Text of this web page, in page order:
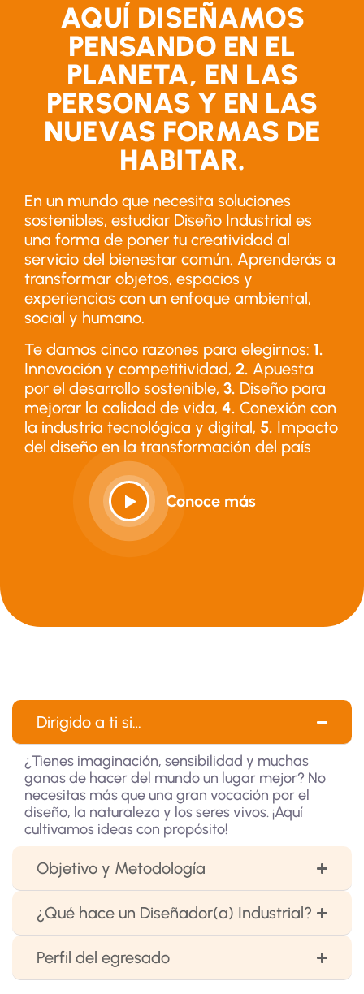
AQUÍ DISEÑAMOS
PENSANDO EN EL
PLANETA, EN LAS
PERSONAS Y EN LAS
NUEVAS FORMAS DE
HABITAR.
En un mundo que necesita soluciones
sostenibles, estudiar Diseño Industrial es
una forma de poner tu creatividad al
servicio del bienestar común. Aprenderás a
transformar objetos, espacios y
experiencias con un enfoque ambiental,
social y humano.
Te damos cinco razones para elegirnos: 1.
Innovación y competitividad, 2. Apuesta
por el desarrollo sostenible, 3. Diseño para
mejorar la calidad de vida, 4. Conexión con
la industria tecnológica y digital, 5. Impacto
del diseño en la transformación del país
Conoce más
Dirigido a ti si…
¿Tienes imaginación, sensibilidad y muchas
ganas de hacer del mundo un lugar mejor? No
necesitas más que una gran vocación por el
diseño, la naturaleza y los seres vivos. ¡Aquí
cultivamos ideas con propósito!
Objetivo y Metodología
¿Qué hace un Diseñador(a) Industrial?
Perfil del egresado